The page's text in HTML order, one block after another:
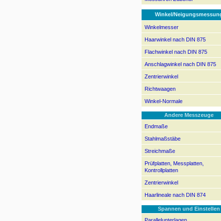
Winkel/
Winkelmesser
Haarwinkel nach DIN 875
Flachwinkel nach DIN 875
Anschlagwinkel nach DIN 875
Zentrierwinkel
Richtwaagen
Winkel-Normale
Andere Messzeuge
Endmaße
Stahlmaßstäbe
Streichmaße
Prüfplatten, Messplatten,
Kontrollplatten
Zentrierwinkel
Haarlineale nach DIN 874
Spannen und Einstellen